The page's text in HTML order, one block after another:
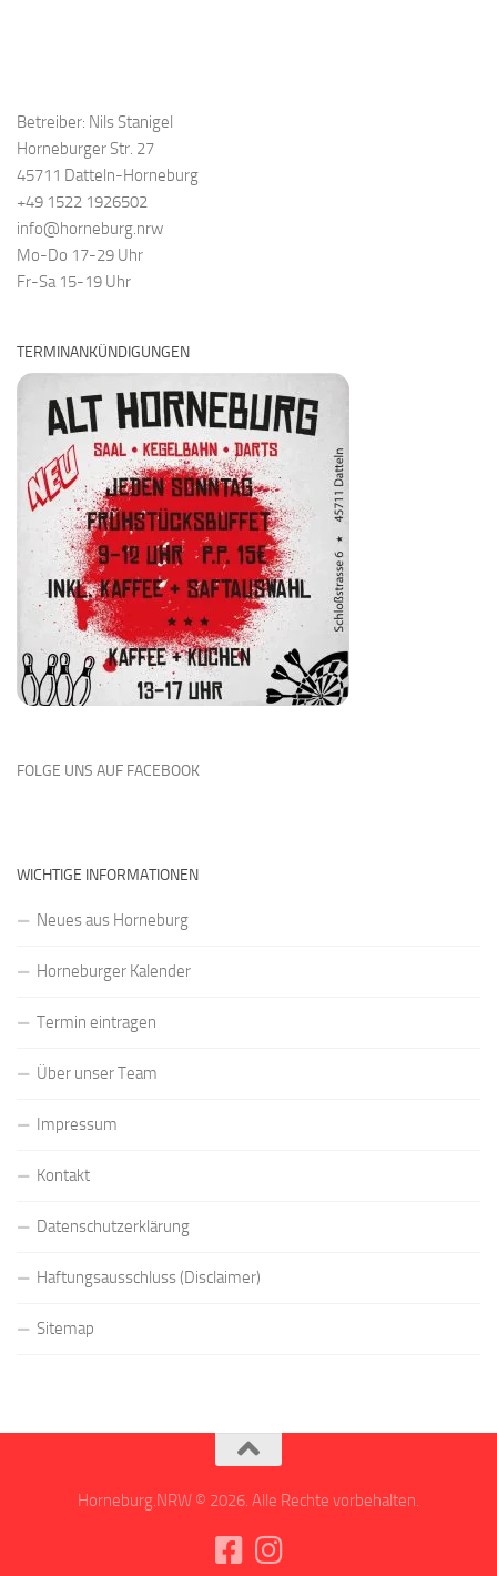
Betreiber: Nils Stanigel
Horneburger Str. 27
45711 Datteln-Horneburg
+49 1522 1926502
info@horneburg.nrw
Mo-Do 17-29 Uhr
Fr-Sa 15-19 Uhr
TERMINANKÜNDIGUNGEN
FOLGE UNS AUF FACEBOOK
WICHTIGE INFORMATIONEN
Neues aus Horneburg
Horneburger Kalender
Termin eintragen
Über unser Team
Impressum
Kontakt
Datenschutzerklärung
Haftungsausschluss (Disclaimer)
Sitemap
Horneburg.NRW © 2026. Alle Rechte vorbehalten.